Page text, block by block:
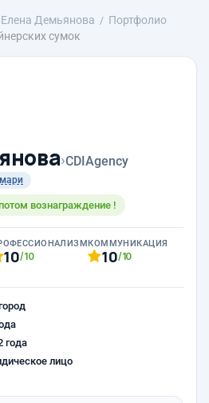
Елена Демьянова
Портфолио
сумок
›CDIAgency
вознаграждение !
10/10
КОММУНИКАЦИЯ
10/10
года
лицо